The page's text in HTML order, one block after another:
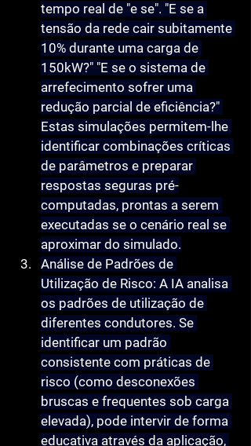
tempo real de "e se". "E se a
tensão da rede cair subitamente
10% durante uma carga de
150kW?" "E se o sistema de
arrefecimento sofrer uma
redução parcial de eficiência?"
Estas simulações permitem-lhe
identificar combinações críticas
de parâmetros e preparar
respostas seguras pré-
computadas, prontas a serem
executadas se o cenário real se
aproximar do simulado.
Análise de Padrões de
Utilização de Risco: A IA analisa
os padrões de utilização de
diferentes condutores. Se
identificar um padrão
consistente com práticas de
risco (como desconexões
bruscas e frequentes sob carga
elevada), pode intervir de forma
educativa através da aplicação,